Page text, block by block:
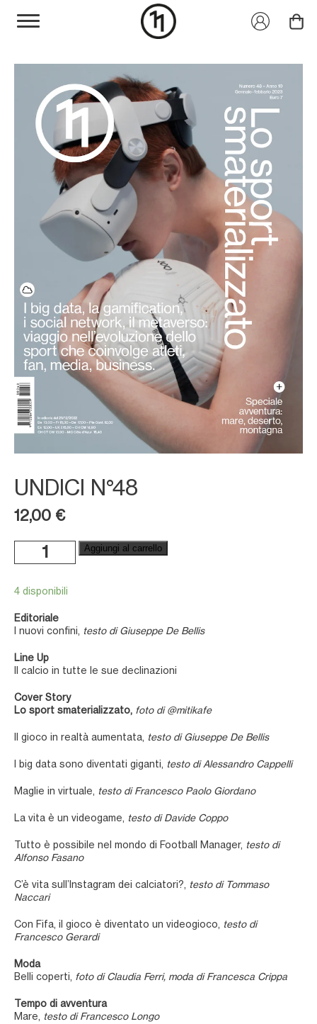
UNDICI N°48
12,00 €
Editoriale
I nuovi confini,
testo di Giuseppe De Bellis
Line Up
Il calcio in tutte le sue declinazioni
Cover Story
Lo sport smaterializzato, foto di @mitikafe
Il gioco in realtà aumentata, testo di Giuseppe De Bellis
I big data sono diventati giganti, testo di Alessandro Cappelli
Maglie in virtuale, testo di Francesco Paolo Giordano
La vita è un videogame, testo di Davide Coppo
Tutto è possibile nel mondo di Football Manager,
testo di
Alfonso Fasano
C’è vita sull’Instagram dei calciatori?,
testo di Tommaso
Naccari
Con Fifa, il gioco è diventato un videogioco,
testo di
Francesco Gerardi
Moda
Belli coperti,
foto di Claudia Ferri, moda di Francesca Crippa
Tempo di avventura
Mare,
testo di Francesco Longo
4 disponibili
Undici
quantità
Aggiungi al carrello